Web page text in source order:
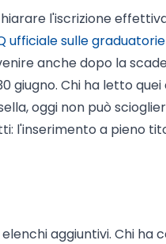
l'iscrizione
ufficiale sulle
anche dopo la
giugno. Chi ha letto
oggi non può
l'inserimento a pieno
aggiuntivi. Chi ha